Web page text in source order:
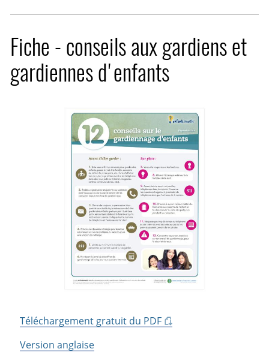
Fiche - conseils aux gardiens et
gardiennes d'enfants
Téléchargement gratuit du PDF
Version anglaise